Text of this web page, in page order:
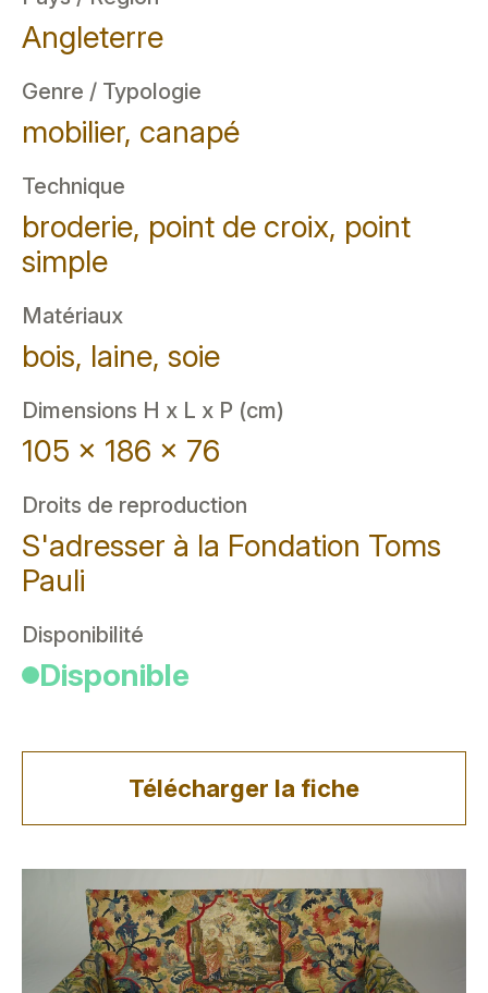
Angleterre
Genre / Typologie
mobilier, canapé
Technique
broderie, point de croix, point
simple
Matériaux
bois, laine, soie
Dimensions H x L x P (cm)
105 x 186 x 76
Droits de reproduction
S'adresser à la Fondation Toms
Pauli
Disponibilité
Disponible
Télécharger la fiche